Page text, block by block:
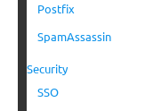
Postfix
SpamAssassin
Security
SSO